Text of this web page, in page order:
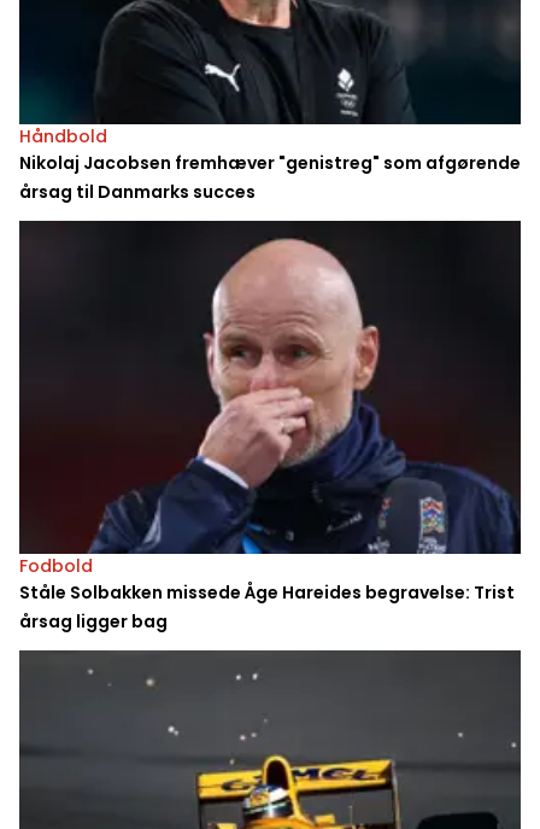
Håndbold
Nikolaj Jacobsen fremhæver "genistreg" som afgørende
årsag til Danmarks succes
Fodbold
Ståle Solbakken missede Åge Hareides begravelse: Trist
årsag ligger bag